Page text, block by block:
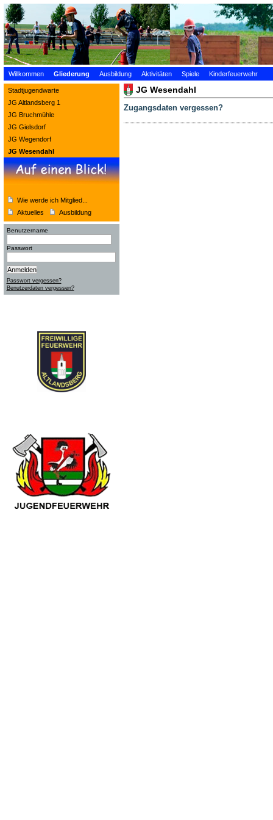
Willkommen Gliederung Ausbildung Aktivitäten Spiele Kinderfeuerwehr
Stadtjugendwarte
JG Altlandsberg 1
JG Bruchmühle
JG Gielsdorf
JG Wegendorf
JG Wesendahl
Wie werde ich Mitglied...
Aktuelles
Ausbildung
Benutzername
Passwort
Passwort vergessen?
Benutzerdaten vergessen?
JG Wesendahl
Zugangsdaten vergessen?